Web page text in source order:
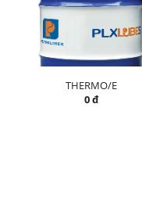
THERMO/E
0 đ